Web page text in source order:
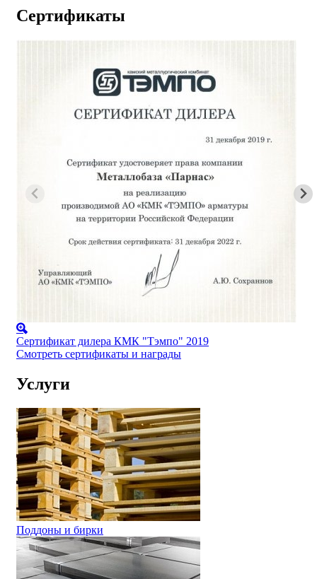
Сертификаты
Сертификат дилера КМК "Тэмпо" 2019
Смотреть сертификаты и награды
Услуги
Поддоны и бирки